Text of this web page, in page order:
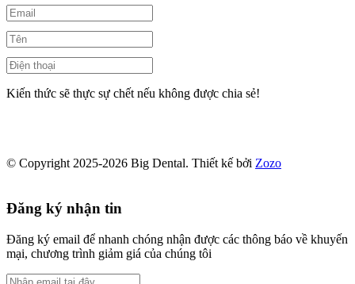
Kiến thức sẽ thực sự chết nếu không được chia sẻ!
© Copyright 2025-2026 Big Dental. Thiết kế bởi Zozo
Đăng ký nhận tin
Đăng ký email để nhanh chóng nhận được các thông báo về khuyến
mại, chương trình giảm giá của chúng tôi